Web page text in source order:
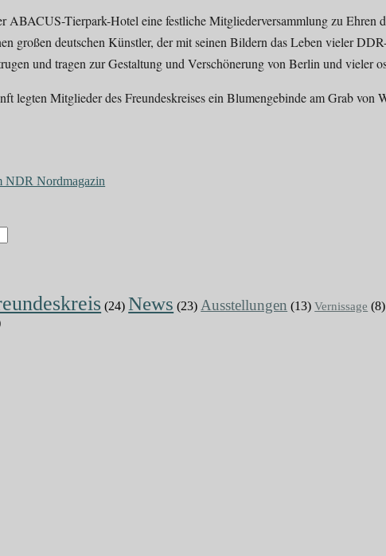
ABACUS-Tierpark-Hotel eine festliche Mitgliederversammlung zu Ehren
großen deutschen Künstler, der mit seinen Bildern das Leben vieler
und tragen zur Gestaltung und Verschönerung von Berlin und vieler
legten Mitglieder des Freundeskreises ein Blumengebinde am Grab von
NDR Nordmagazin
(24) News (23) Ausstellungen (13)Vernissage